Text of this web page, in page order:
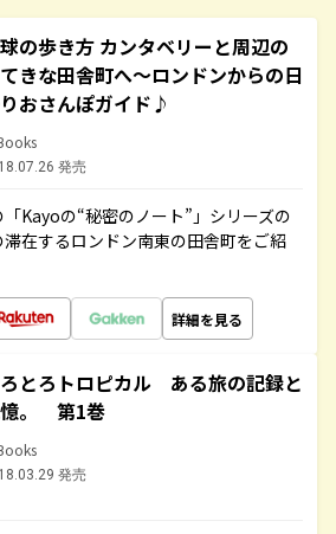
の歩き方 カンタベリーと周辺の
きな田舎町へ～ロンドンからの日
おさんぽガイド♪
発売
Kayoの“秘密のノート”」シリーズの
在するロンドン南東の田舎町をご紹
詳細を見る
とろトロピカル ある旅の記録と
。 第1巻
発売